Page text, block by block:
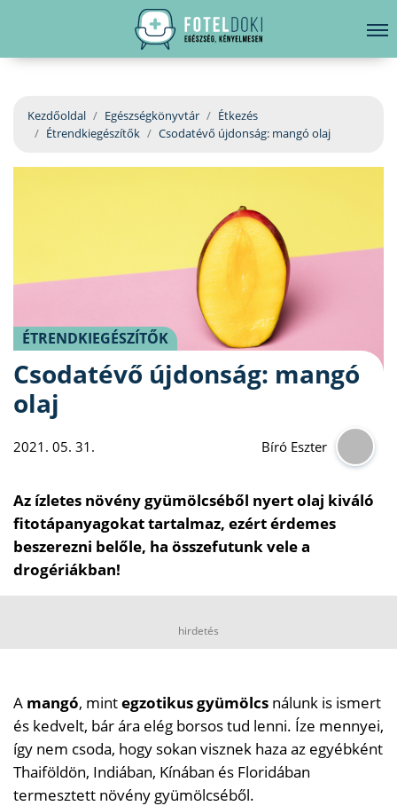
EGÉSZSÉGKÖNYVTÁR
BETEGSÉGKALAUZ
hirdetés
Kezdőoldal Egészségkönyvtár
Étkezés
Étrendkiegészítők
Csodatévő újdonság: mangó olaj
ÉTRENDKIEGÉSZÍTŐK
Csodatévő újdonság: mangó
olaj
2021. 05. 31. Bíró Eszter
Az ízletes növény gyümölcséből nyert olaj kiváló
fitotápanyagokat tartalmaz, ezért érdemes
beszerezni belőle, ha összefutunk vele a
drogériákban!
hirdetés
A mangó, mintegzotikus gyümölcs nálunk is ismert
és kedvelt, bár ára elég borsos tud lenni. Íze mennyei,
így nem csoda, hogy sokan visznek haza az egyébként
Thaiföldön, Indiában, Kínában és Floridában
termesztett növény gyümölcséből.